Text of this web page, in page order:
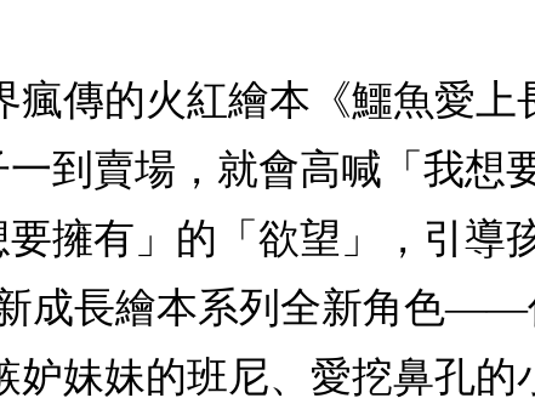
傳的火紅繪本《鱷魚愛上
到賣場，就會高喊「我想
擁有」的「欲望」，引
成長繪本系列全新角色
妒妹妹的班尼、愛挖鼻孔